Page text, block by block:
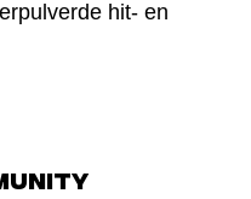
hit- en